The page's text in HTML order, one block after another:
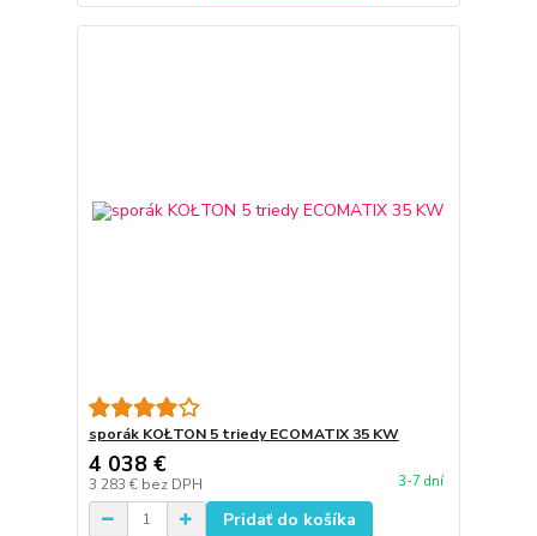
sporák KOŁTON 5 triedy ECOMATIX 35 KW
4 038 €
3 283 € bez DPH 3-7 dní
Pridať do košíka